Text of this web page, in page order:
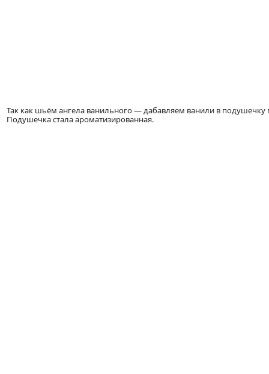
Так как шьём ангела ванильного — дабавляем ванили в подушечку
Подушечка стала ароматизированная.